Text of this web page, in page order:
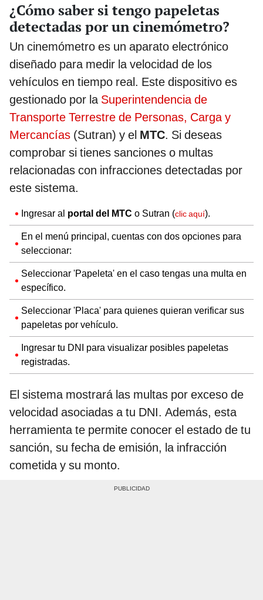
¿Cómo saber si tengo papeletas
detectadas por un cinemómetro?
Un cinemómetro es un aparato electrónico
diseñado para medir la velocidad de los
vehículos en tiempo real. Este dispositivo es
gestionado por la Superintendencia de
Transporte Terrestre de Personas, Carga y
Mercancías (Sutran) y el MTC. Si deseas
comprobar si tienes sanciones o multas
relacionadas con infracciones detectadas por
este sistema.
Ingresar al portal del MTC o Sutran (clic aquí).
En el menú principal, cuentas con dos opciones para
seleccionar:
Seleccionar 'Papeleta' en el caso tengas una multa en
específico.
Seleccionar 'Placa' para quienes quieran verificar sus
papeletas por vehículo.
Ingresar tu DNI para visualizar posibles papeletas
registradas.
El sistema mostrará las multas por exceso de
velocidad asociadas a tu DNI. Además, esta
herramienta te permite conocer el estado de tu
sanción, su fecha de emisión, la infracción
cometida y su monto.